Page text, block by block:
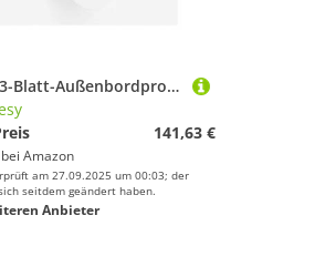
HLTesy 3-Blatt-Außenbordpropeller 11 3/4x7 for 9,9 PS/15 PS/20 PS Schiffsmotor mit 8-Keilwelle
141,63 €
Amazon
am 27.09.2025 um 00:03; der
seitdem geändert haben.
Anbieter